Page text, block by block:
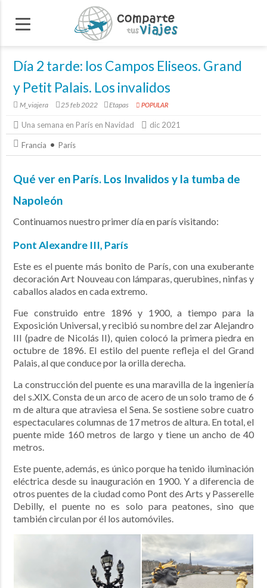
Día 2 tarde: los Campos Eliseos. Grand
y Petit Palais. Los invalidos
M_viajera 25 feb 2022 Etapas POPULAR
Una semana en París en Navidad dic 2021
Francia París
Qué ver en París. Los Invalidos y la tumba de
Napoleón
Continuamos nuestro primer día en parís visitando:
Pont Alexandre III, París
Este es el puente más bonito de París, con una exuberante
decoración Art Nouveau con lámparas, querubines, ninfas y
caballos alados en cada extremo.
Fue construido entre 1896 y 1900, a tiempo para la
Exposición Universal, y recibió su nombre del zar Alejandro
III (padre de Nicolás II), quien colocó la primera piedra en
octubre de 1896. El estilo del puente refleja el del Grand
Palais, al que conduce por la orilla derecha.
La construcción del puente es una maravilla de la ingeniería
del s.XIX. Consta de un arco de acero de un solo tramo de 6
m de altura que atraviesa el Sena. Se sostiene sobre cuatro
espectaculares columnas de 17 metros de altura. En total, el
puente mide 160 metros de largo y tiene un ancho de 40
metros.
Este puente, además, es único porque ha tenido iluminación
eléctrica desde su inauguración en 1900. Y a diferencia de
otros puentes de la ciudad como Pont des Arts y Passerelle
Debilly, el puente no es solo para peatones, sino que
también circulan por él los automóviles.